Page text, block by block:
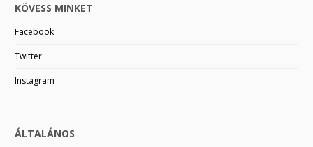
KÖVESS MINKET
Facebook
Twitter
Instagram
ÁLTALÁNOS